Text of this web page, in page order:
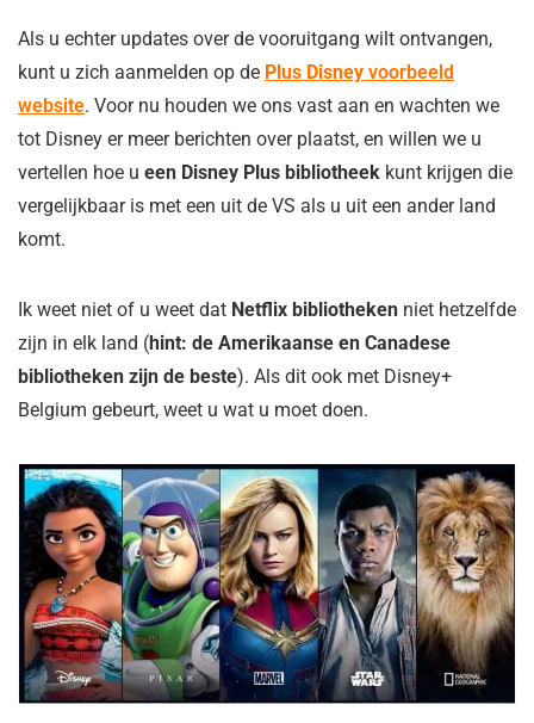
Als u echter updates over de vooruitgang wilt ontvangen,
kunt u zich aanmelden op de Plus Disney voorbeeld
website. Voor nu houden we ons vast aan en wachten we
tot Disney er meer berichten over plaatst, en willen we u
vertellen hoe u een Disney Plus bibliotheek kunt krijgen die
vergelijkbaar is met een uit de VS als u uit een ander land
komt.
Ik weet niet of u weet dat Netflix bibliotheken niet hetzelfde
zijn in elk land (hint: de Amerikaanse en Canadese
bibliotheken zijn de beste). Als dit ook met Disney+
Belgium gebeurt, weet u wat u moet doen.